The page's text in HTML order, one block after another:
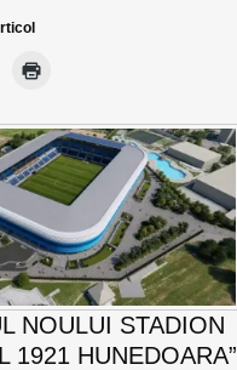
NOULUI STADION
1921 HUNEDOARA”